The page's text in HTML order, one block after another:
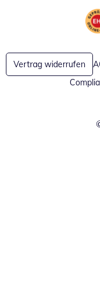
Vertrag widerrufen